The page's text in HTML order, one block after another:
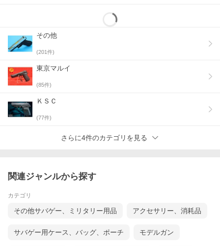
その他
(201件)
東京マルイ
(85件)
ＫＳＣ
(77件)
さらに4件のカテゴリを見る
関連ジャンルから探す
カテゴリ
その他サバゲー、ミリタリー用品 アクセサリー、消耗品
サバゲー用ケース、バッグ、ポーチ モデルガン